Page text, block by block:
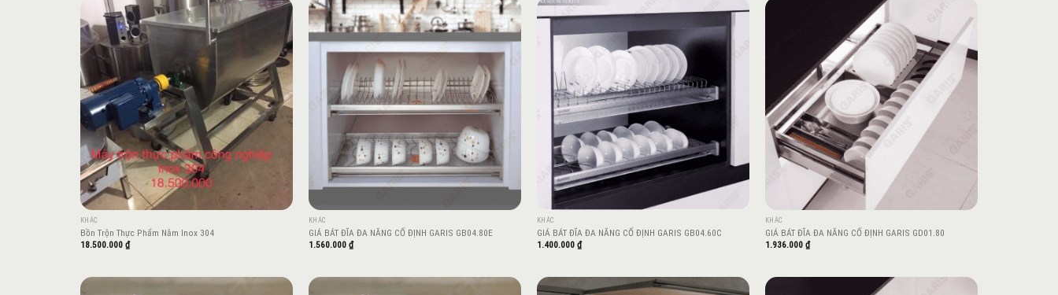
KHÁC
Bồn Trộn Thực Phẩm Nằm Inox 304
18.500.000 ₫
Add to
wishlist
KHÁC
GIÁ BÁT ĐĨA ĐA NĂNG CỐ ĐỊNH GARIS GB04.80E
1.560.000 ₫
wishlist
KHÁC
GIÁ BÁT ĐĨA ĐA NĂNG CỐ ĐỊNH GARIS GB04.60C
1.400.000 ₫
Add to
wishlist
KHÁC
GIÁ BÁT ĐĨA ĐA NĂNG CỐ ĐỊNH GARIS GD01.80
1.936.000 ₫